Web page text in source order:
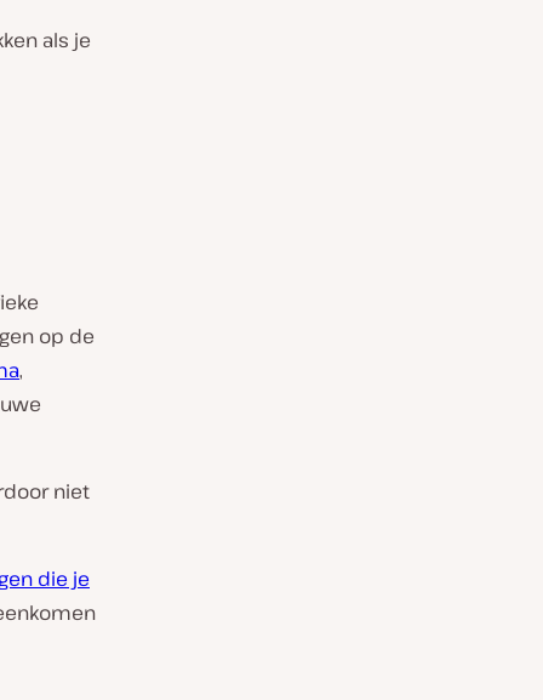
als je
op de
,
niet
die je